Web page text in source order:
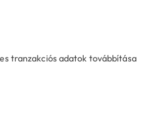
tranzakciós adatok továbbítása